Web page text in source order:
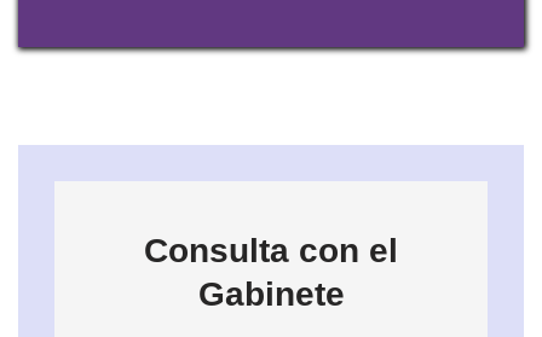
Consulta con el
Gabinete